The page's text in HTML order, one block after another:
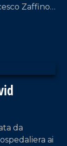
Zaffino.
smart
da
ai